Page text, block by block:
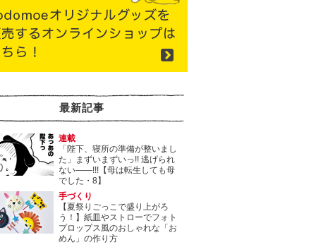
最新記事
連載
「陛下、寝所の準備が整いまし
た」まずいまずいっ!! 逃げられ
ない――!!!【母は転生しても母
でした・8】
手づくり
【夏祭りごっこで盛り上がろ
う！】紙皿やストローでフォト
プロップス風のおしゃれな「お
めん」の作り方